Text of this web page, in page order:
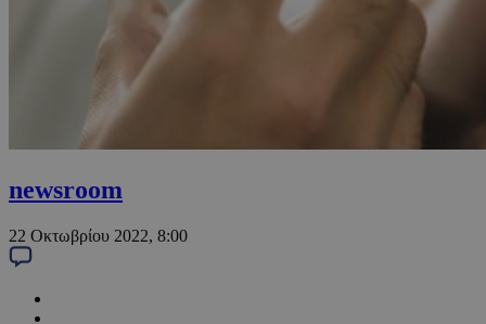
newsroom
22 Οκτωβρίου 2022, 8:00